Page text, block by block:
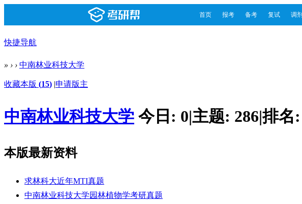
首页 报考 备考 复试 调剂
快捷导航
» › › 中南林业科技大学
收藏本版 (15) |申请版主
中南林业科技大学 今日: 0|主题: 286|排名:
本版最新资料
求林科大近年MTI真题
中南林业科技大学园林植物学考研真题